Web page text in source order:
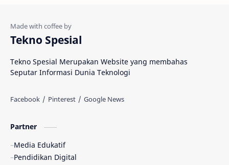
Tekno Spesial
Tekno Spesial Merupakan Website yang membahas
Seputar Informasi Dunia Teknologi
Partner
Media Edukatif
Pendidikan Digital